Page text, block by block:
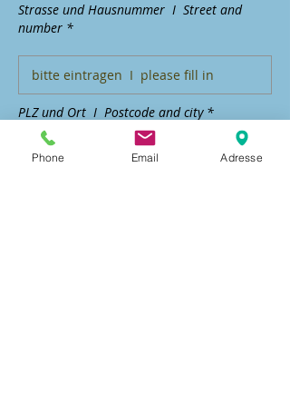
Strasse und Hausnummer I Street and
number *
PLZ und Ort I Postcode and city *
Phone Email Adresse